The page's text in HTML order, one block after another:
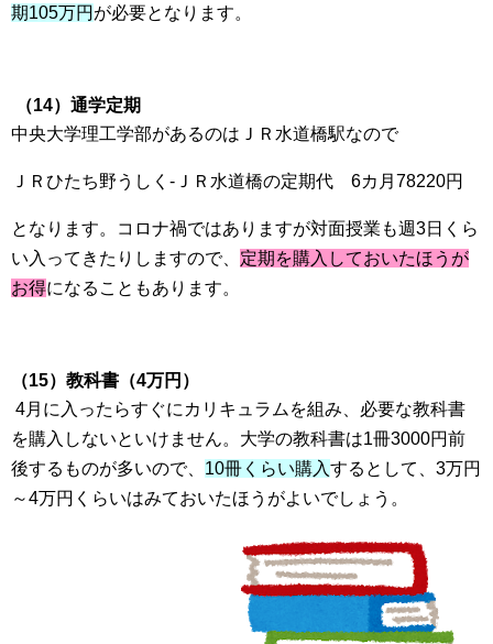
期105万円 が必要となります。
（14）通学定期
中央大学理工学部があるのはＪＲ水道橋駅なので
ＪＲひたち野うしく-ＪＲ水道橋の定期代 6カ月78220円
となります。コロナ禍ではありますが対面授業も週3日くら
い入ってきたりしますので、 定期を購入しておいたほうが
お得になることもあります。
（15）教科書（4万円）
4月に入ったらすぐにカリキュラムを組み、必要な教科書
を購入しないといけません。大学の教科書は1冊3000円前
後するものが多いので、 10冊くらい購入するとして、3万円
～4万円くらいはみておいたほうがよいでしょう。